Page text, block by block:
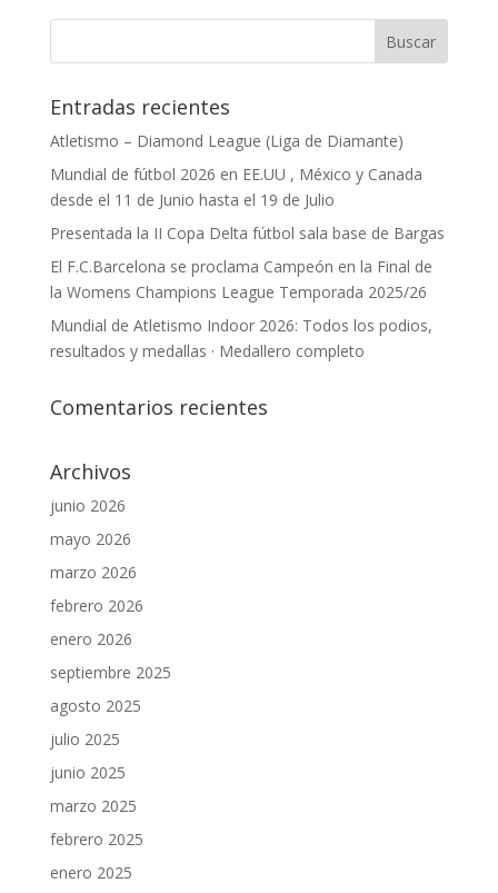
Entradas recientes
Atletismo – Diamond League (Liga de Diamante)
Mundial de fútbol 2026 en EE.UU , México y Canada
desde el 11 de Junio hasta el 19 de Julio
Presentada la II Copa Delta fútbol sala base de Bargas
El F.C.Barcelona se proclama Campeón en la Final de
la Womens Champions League Temporada 2025/26
Mundial de Atletismo Indoor 2026: Todos los podios,
resultados y medallas · Medallero completo
Comentarios recientes
Archivos
junio 2026
mayo 2026
marzo 2026
febrero 2026
enero 2026
septiembre 2025
agosto 2025
julio 2025
junio 2025
marzo 2025
febrero 2025
enero 2025